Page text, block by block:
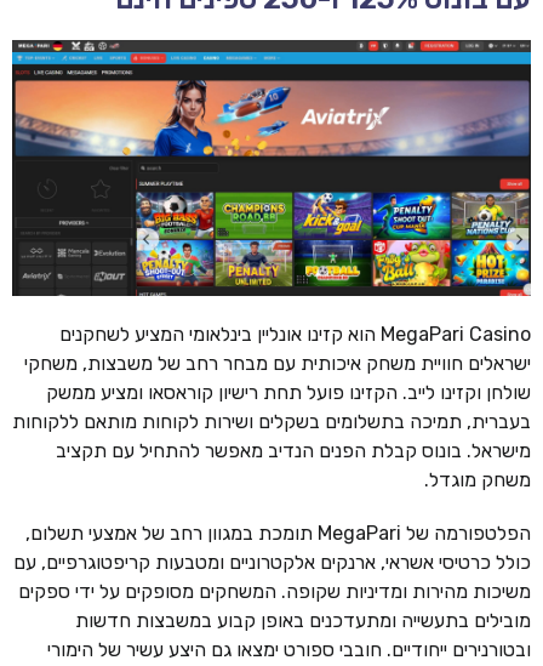
MegaPari Casino הוא קזינו אונליין בינלאומי המציע לשחקנים
ישראלים חוויית משחק איכותית עם מבחר רחב של משבצות, משחקי
שולחן וקזינו לייב. הקזינו פועל תחת רישיון קוראסאו ומציע ממשק
בעברית, תמיכה בתשלומים בשקלים ושירות לקוחות מותאם ללקוחות
מישראל. בונוס קבלת הפנים הנדיב מאפשר להתחיל עם תקציב
משחק מוגדל.
הפלטפורמה של MegaPari תומכת במגוון רחב של אמצעי תשלום,
כולל כרטיסי אשראי, ארנקים אלקטרוניים ומטבעות קריפטוגרפיים, עם
משיכות מהירות ומדיניות שקופה. המשחקים מסופקים על ידי ספקים
מובילים בתעשייה ומתעדכנים באופן קבוע במשבצות חדשות
ובטורנירים ייחודיים. חובבי ספורט ימצאו גם היצע עשיר של הימורי